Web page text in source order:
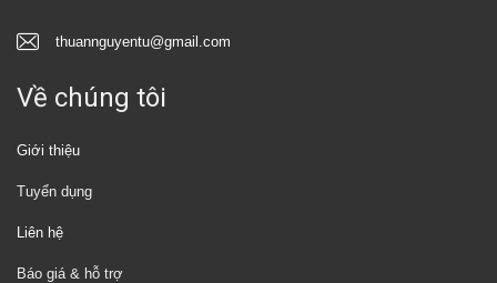
thuannguyentu@gmail.com
Về chúng tôi
Giới thiệu
Tuyển dụng
Liên hệ
Báo giá & hỗ trợ